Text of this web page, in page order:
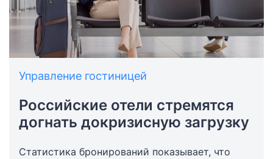
Управление гостиницей
Российские отели стремятся
догнать докризисную загрузку
Статистика бронирований показывает, что